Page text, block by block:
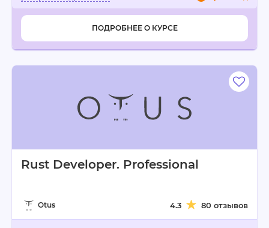
ПОДРОБНЕЕ О КУРСЕ
Rust Developer. Professional
Otus 4.3 80 отзывов